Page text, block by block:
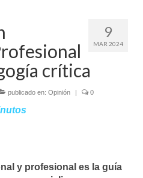
9
MAR 2024
crítica
publicado en: Opinión | 0
y profesional es la guía